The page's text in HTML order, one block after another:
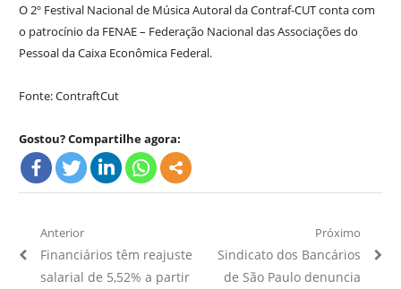
O 2º Festival Nacional de Música Autoral da Contraf-CUT conta com
o patrocínio da FENAE – Federação Nacional das Associações do
Pessoal da Caixa Econômica Federal.
Fonte: ContraftCut
Gostou? Compartilhe agora:
Navegação
de
Anterior
Artigo
Anterior:
Financiários têm reajuste
salarial de 5,52% a partir
Próximo
Próximo
Artigo:
Sindicato dos Bancários
de São Paulo denuncia